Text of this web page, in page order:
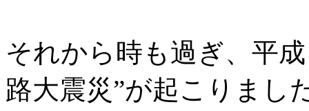
それから時も過ぎ、平
路大震災”が起こりまし